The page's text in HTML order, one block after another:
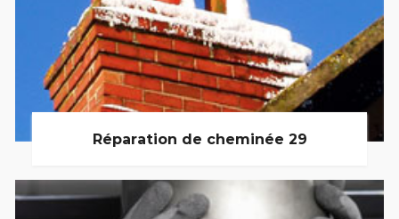
Réparation de cheminée 29